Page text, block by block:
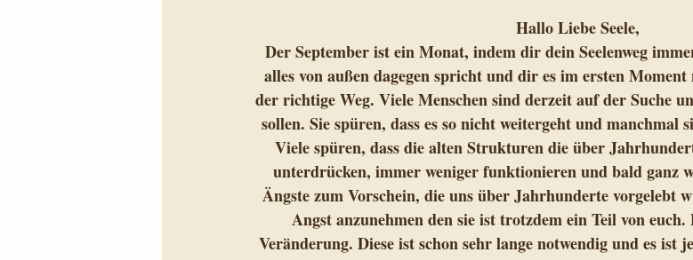
Hallo Liebe Seele,
Der September ist ein Monat, indem dir dein Seelenweg
alles von außen dagegen spricht und dir es im ersten
der richtige Weg. Viele Menschen sind derzeit auf der Suche
sollen. Sie spüren, dass es so nicht weitergeht und manchmal
Viele spüren, dass die alten Strukturen die über
unterdrücken, immer weniger funktionieren und bald ganz
Ängste zum Vorschein, die uns über Jahrhunderte vorgelebt
Angst anzunehmen den sie ist trotzdem ein Teil von
Veränderung. Diese ist schon sehr lange notwendig und es